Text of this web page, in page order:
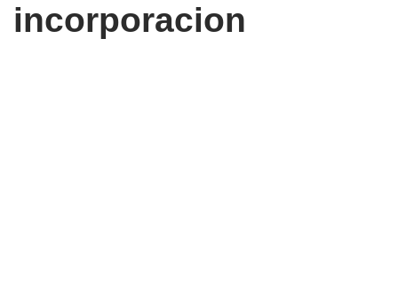
incorporacion